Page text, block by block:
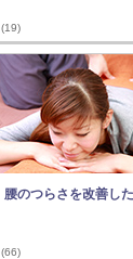
(19)
腰のつらさを改善し
(66)